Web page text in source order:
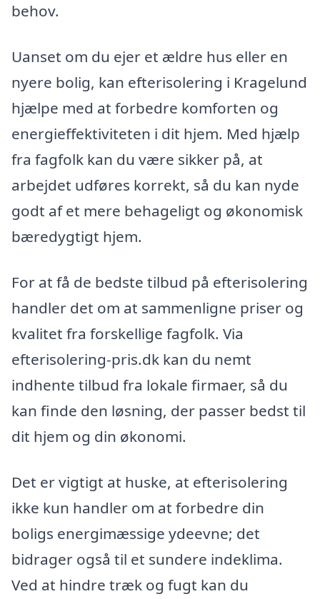
behov.
Uanset om du ejer et ældre hus eller en
nyere bolig, kan efterisolering i Kragelund
hjælpe med at forbedre komforten og
energieffektiviteten i dit hjem. Med hjælp
fra fagfolk kan du være sikker på, at
arbejdet udføres korrekt, så du kan nyde
godt af et mere behageligt og økonomisk
bæredygtigt hjem.
For at få de bedste tilbud på efterisolering
handler det om at sammenligne priser og
kvalitet fra forskellige fagfolk. Via
efterisolering-pris.dk kan du nemt
indhente tilbud fra lokale firmaer, så du
kan finde den løsning, der passer bedst til
dit hjem og din økonomi.
Det er vigtigt at huske, at efterisolering
ikke kun handler om at forbedre din
boligs energimæssige ydeevne; det
bidrager også til et sundere indeklima.
Ved at hindre træk og fugt kan du